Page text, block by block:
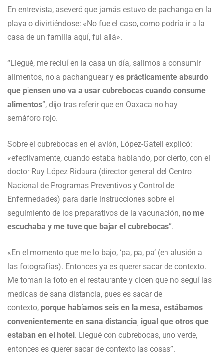
En entrevista, aseveró que jamás estuvo de pachanga en la
playa o divirtiéndose: «No fue el caso, como podría ir a la
casa de un familia aquí, fui allá».
“Llegué, me recluí en la casa un día, salimos a consumir
alimentos, no a pachanguear y es prácticamente absurdo
que piensen uno va a usar cubrebocas cuando consume
alimentos”, dijo tras referir que en Oaxaca no hay
semáforo rojo.
Sobre el cubrebocas en el avión, López-Gatell explicó:
«efectivamente, cuando estaba hablando, por cierto, con el
doctor Ruy López Ridaura (director general del Centro
Nacional de Programas Preventivos y Control de
Enfermedades) para darle instrucciones sobre el
seguimiento de los preparativos de la vacunación, no me
escuchaba y me tuve que bajar el cubrebocas”.
«En el momento que me lo bajo, ‘pa, pa, pa’ (en alusión a
las fotografías). Entonces ya es querer sacar de contexto.
Me toman la foto en el restaurante y dicen que no seguí las
medidas de sana distancia, pues es sacar de
contexto, porque habíamos seis en la mesa, estábamos
convenientemente en sana distancia, igual que otros que
estaban en el hotel. Llegué con cubrebocas, uno verde,
entonces es querer sacar de contexto las cosas”.